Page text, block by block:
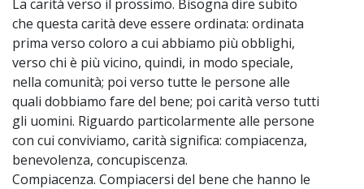
La carità verso il prossimo. Bisogna dire subito
che questa carità deve essere ordinata: ordinata
prima verso coloro a cui abbiamo più obblighi,
verso chi è più vicino, quindi, in modo speciale,
nella comunità; poi verso tutte le persone alle
quali dobbiamo fare del bene; poi carità verso tutti
gli uomini. Riguardo particolarmente alle persone
con cui conviviamo, carità significa: compiacenza,
benevolenza, concupiscenza.
Compiacenza. Compiacersi del bene che hanno le